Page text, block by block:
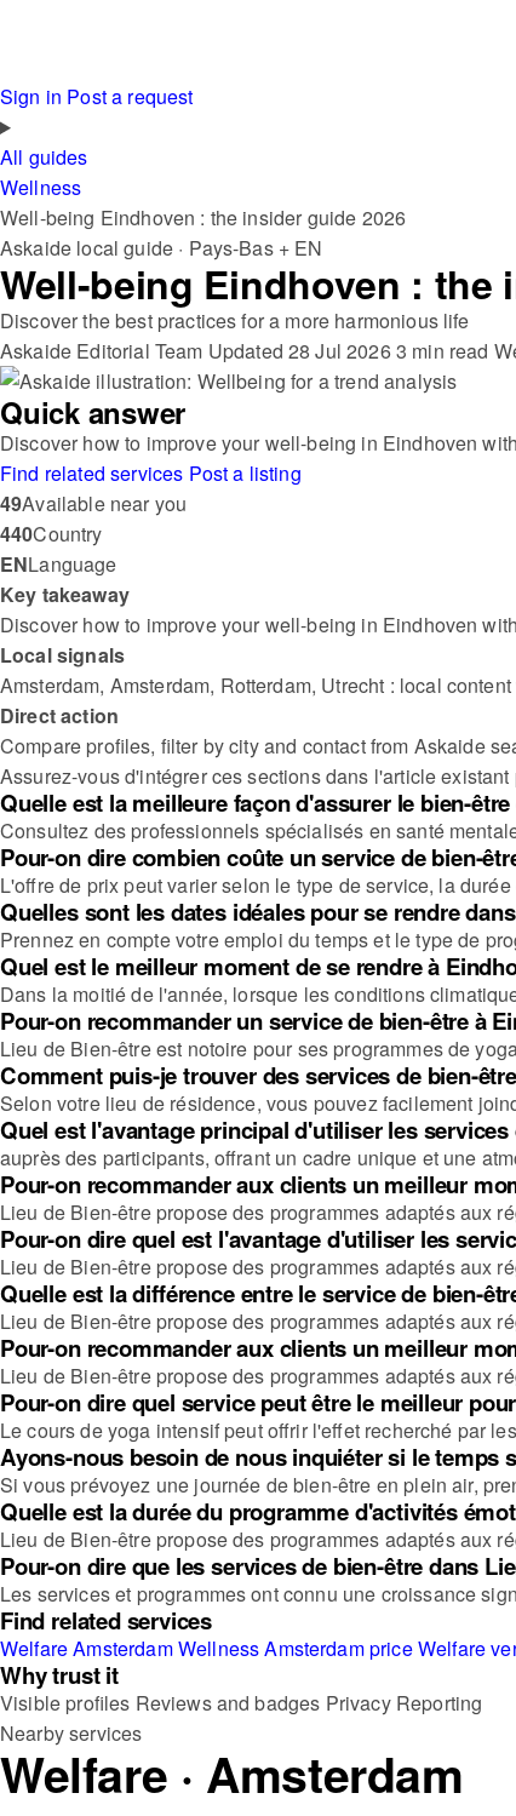
Sign in Post a request
All guides
Wellness
Well-being Eindhoven : the insider guide 2026
Askaide local guide · Pays-Bas + EN
Well-being Eindhoven : the
Discover the best practices for a more harmonious life
Askaide Editorial Team Updated 28 Jul 20263 min read
Quick answer
Discover how to improve your well-being in Eindhoven
Find related services Post a listing
49Available near you
440Country
ENLanguage
Key takeaway
Discover how to improve your well-being in Eindhoven
Local signals
Amsterdam, Amsterdam, Rotterdam, Utrecht : local
Direct action
Compare profiles, filter by city and contact from Askaide
Assurez-vous d'intégrer ces sections dans l'article
Quelle est la meilleure façon d'assurer le bien-
Consultez des professionnels spécialisés en santé
Pour-on dire combien coûte un service de bien-
L'offre de prix peut varier selon le type de service, la
Quelles sont les dates idéales pour se rendre
Prennez en compte votre emploi du temps et le type de
Quel est le meilleur moment de se rendre à
Dans la moitié de l'année, lorsque les conditions
Pour-on recommander un service de bien-être à
Lieu de Bien-être est notoire pour ses programmes de
Comment puis-je trouver des services de bien-
Selon votre lieu de résidence, vous pouvez facilement
Quel est l'avantage principal d'utiliser les
auprès des participants, offrant un cadre unique et une
Pour-on recommander aux clients un meilleur
Lieu de Bien-être propose des programmes adaptés aux
Pour-on dire quel est l'avantage d'utiliser les
Lieu de Bien-être propose des programmes adaptés aux
Quelle est la différence entre le service de bien-
Lieu de Bien-être propose des programmes adaptés aux
Pour-on recommander aux clients un meilleur
Lieu de Bien-être propose des programmes adaptés aux
Pour-on dire quel service peut être le meilleur
Le cours de yoga intensif peut offrir l'effet recherché par
Ayons-nous besoin de nous inquiéter si le temps
Si vous prévoyez une journée de bien-être en plein air,
Quelle est la durée du programme d'activités
Lieu de Bien-être propose des programmes adaptés aux
Pour-on dire que les services de bien-être dans
Les services et programmes ont connu une croissance
Find related services
Welfare AmsterdamWellness Amsterdamprice Welfare
Why trust it
Visible profiles Reviews and badges Privacy Reporting
Nearby services
Welfare · Amsterdam